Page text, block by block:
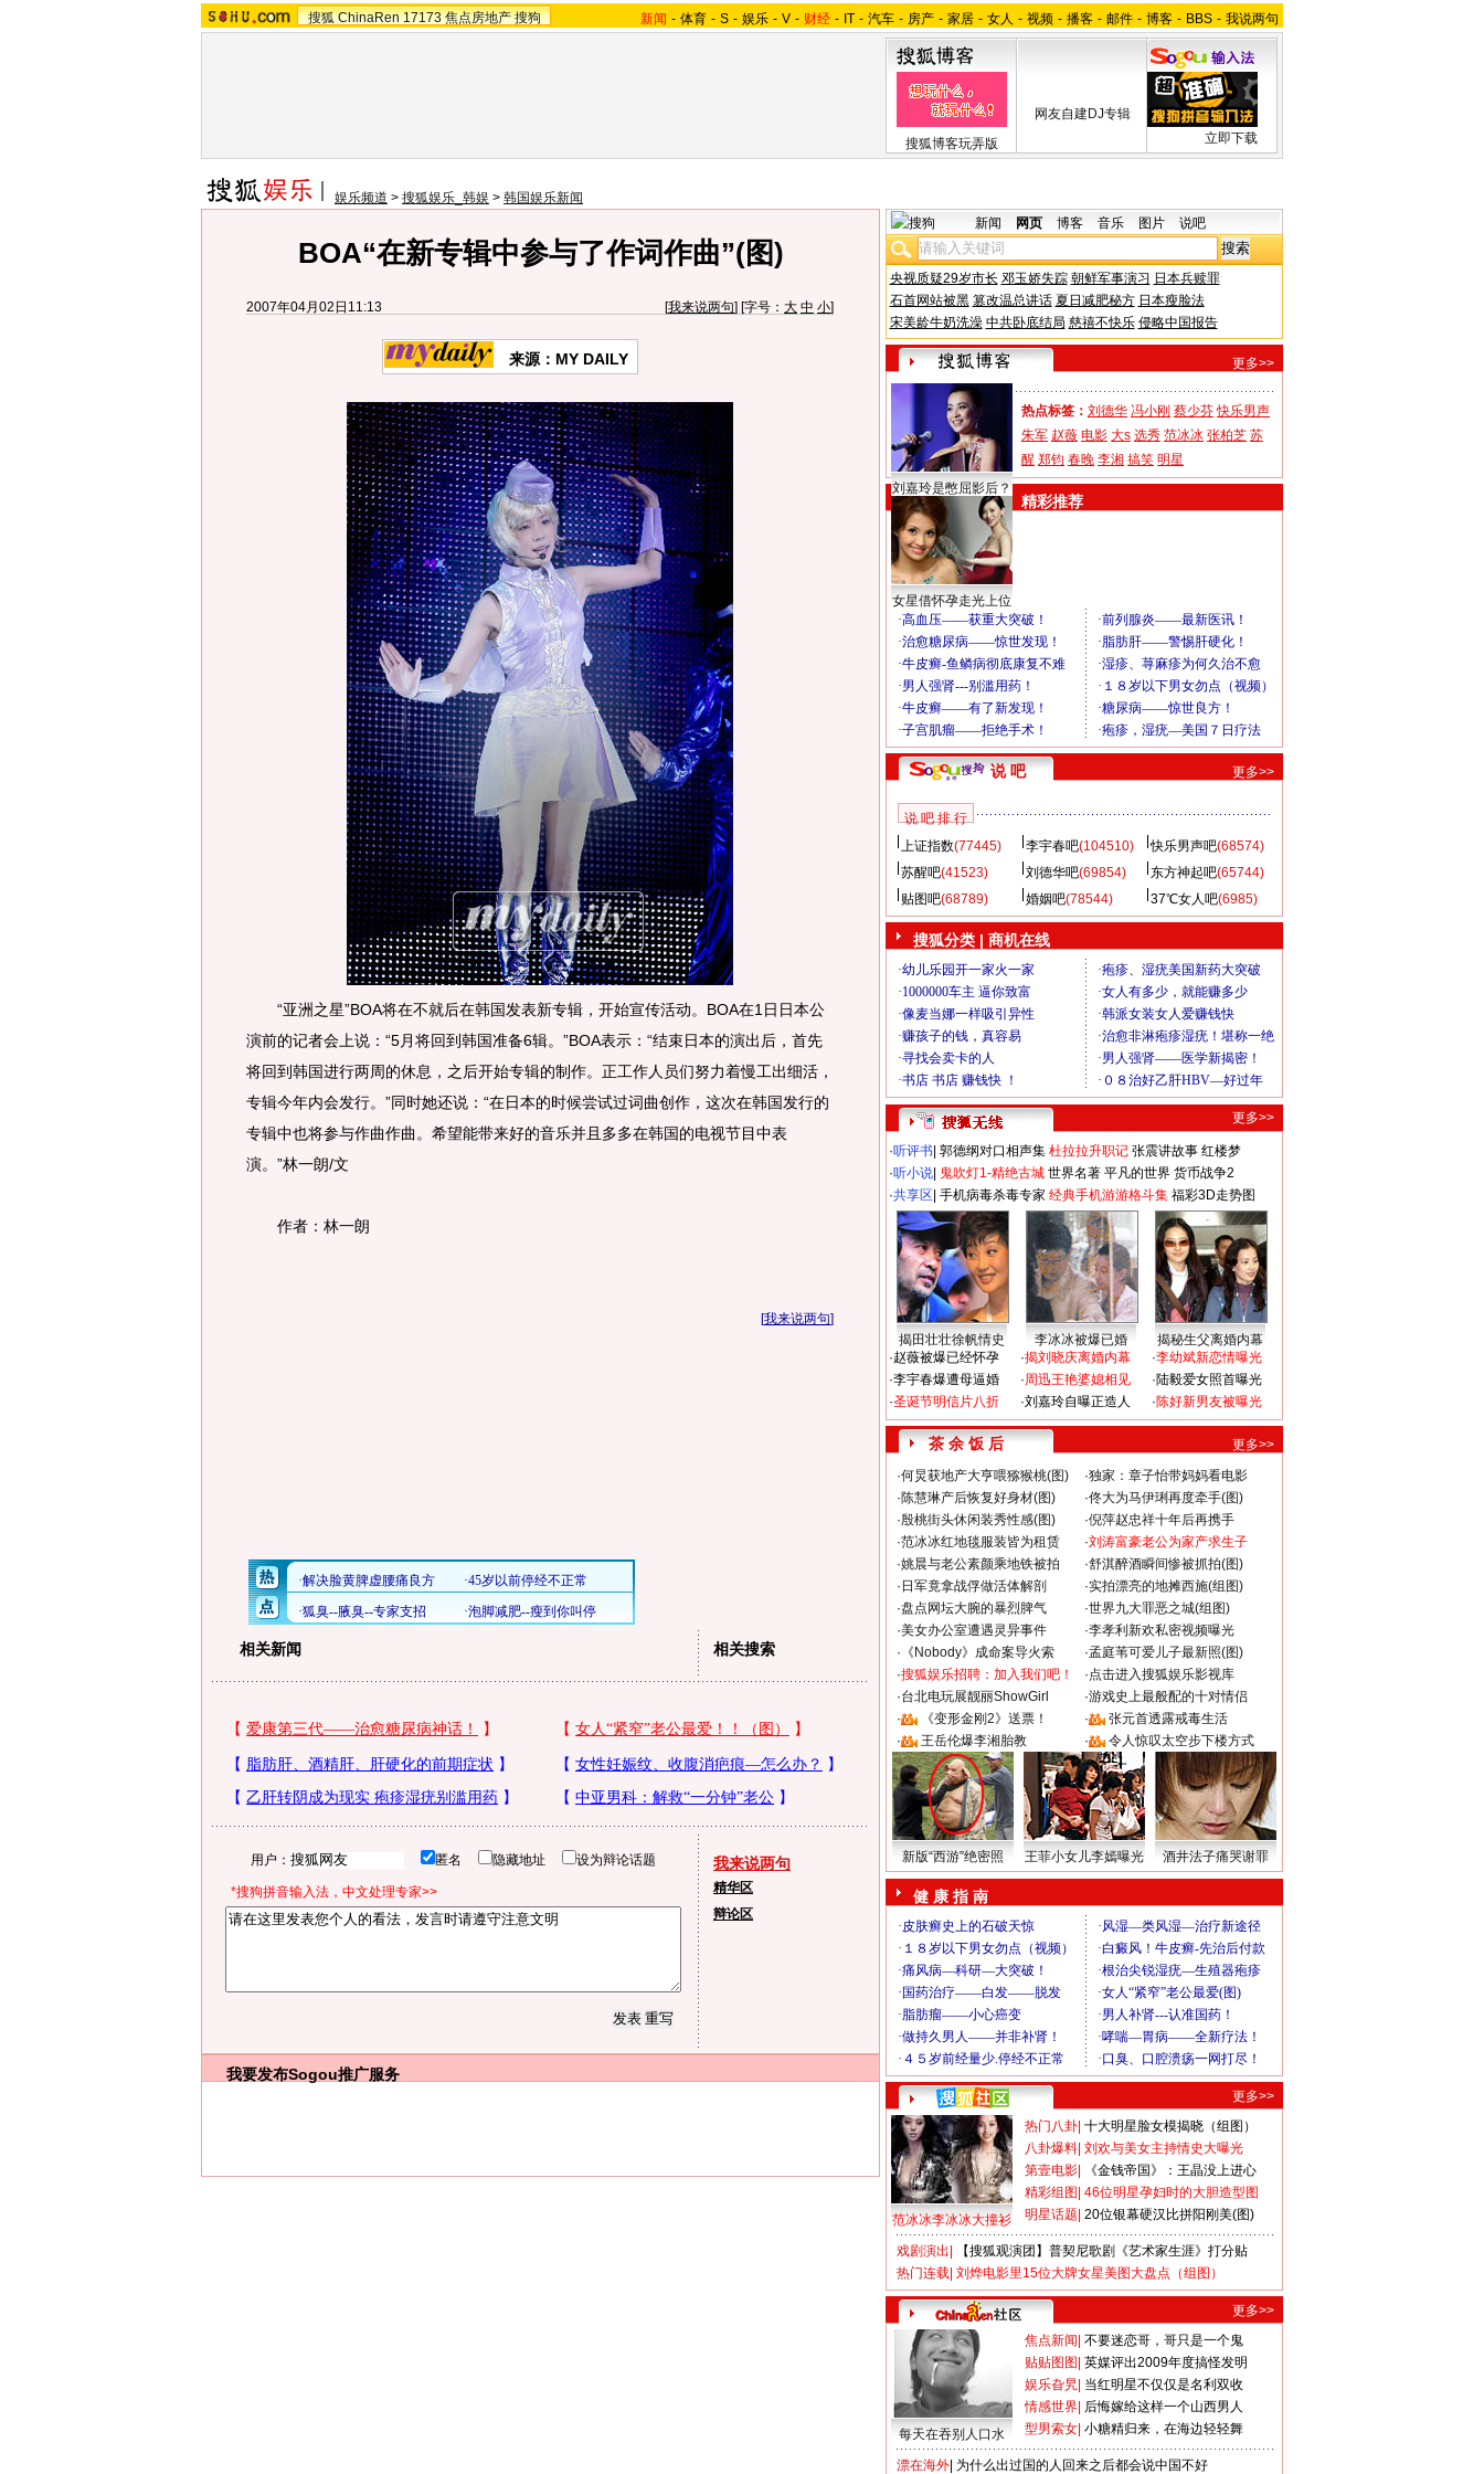
搜狐 ChinaRen 17173 焦点房地产 搜狗 新闻 - 体育 - S - 娱乐 - V - 财经 - IT - 汽车 - 房产 - 家居 - 女人 - 视频 - 播客 - 邮件 - 博客 - BBS - 我说两句
搜狐博客玩弄版
网友自建DJ专辑
立即下载
娱乐频道 > 搜狐娱乐_韩娱 > 韩国娱乐新闻
BOA“在新专辑中参与了作词作曲”(图)
2007年04月02日11:13 [我来说两句] [字号： 大 中 小]
来源：MY DAILY
“亚洲之星”BOA将在不就后在韩国发表新专辑，开始宣传活动。BOA在1日日本公
演前的记者会上说：“5月将回到韩国准备6辑。”BOA表示：“结束日本的演出后，首先
将回到韩国进行两周的休息，之后开始专辑的制作。正工作人员们努力着慢工出细活，
专辑今年内会发行。”同时她还说：“在日本的时候尝试过词曲创作，这次在韩国发行的
专辑中也将参与作曲作曲。希望能带来好的音乐并且多多在韩国的电视节目中表
演。”林一朗/文
作者：林一朗
[我来说两句]
相关新闻 相关搜索
用户： 匿名 隐藏地址 设为辩论话题
*搜狗拼音输入法，中文处理专家>>
我来说两句
精华区
辩论区
我要发布Sogou推广服务
新闻 网页 博客 音乐 图片 说吧
央视质疑29岁市长 邓玉娇失踪 朝鲜军事演习 日本兵赎罪
石首网站被黑 篡改温总讲话 夏日减肥秘方 日本瘦脸法
宋美龄牛奶洗澡 中共卧底结局 慈禧不快乐 侵略中国报告
更多>>
刘嘉玲是憋屈影后？
女星借怀孕走光上位
热点标签： 刘德华 冯小刚 蔡少芬 快乐男声
朱军 赵薇 电影 大s 选秀 范冰冰 张柏芝 苏
醒 郑钧 春晚 李湘 搞笑 明星
精彩推荐
说 吧 更多>>
说 吧 排 行
上证指数(77445) 李宇春吧(104510) 快乐男声吧(68574)
苏醒吧(41523) 刘德华吧(69854) 东方神起吧(65744)
贴图吧(68789) 婚姻吧(78544) 37℃女人吧(6985)
搜狐分类 | 商机在线
更多>>
·听评书 郭德纲对口相声集 杜拉拉升职记 张震讲故事 红楼梦
·听小说 鬼吹灯1-精绝古城 世界名著 平凡的世界 货币战争2
·共享区 手机病毒杀毒专家 经典手机游游格斗集 福彩3D走势图
揭田壮壮徐帆情史 李冰冰被爆已婚
揭秘生父离婚内幕
·赵薇被爆已经怀孕
·李宇春爆遭母逼婚
·圣诞节明信片八折
·揭刘晓庆离婚内幕
·周迅王艳婆媳相见
·刘嘉玲自曝正造人
·李幼斌新恋情曝光
·陆毅爱女照首曝光
·陈好新男友被曝光
茶 余 饭 后
更多>>
·何炅获地产大亨喂猕猴桃(图) ·独家：章子怡带妈妈看电影
·陈慧琳产后恢复好身材(图) ·佟大为马伊琍再度牵手(图)
·殷桃街头休闲装秀性感(图) ·倪萍赵忠祥十年后再携手
·范冰冰红地毯服装皆为租赁 ·刘涛富豪老公为家产求生子
·姚晨与老公素颜乘地铁被拍 ·舒淇醉酒瞬间惨被抓拍(图)
· 日军竟拿战俘做活体解剖 ·实拍漂亮的地摊西施(组图)
·盘点网坛大腕的暴烈脾气 ·世界九大罪恶之城(组图)
·美女办公室遭遇灵异事件 ·李孝利新欢私密视频曝光
· 《Nobody》成命案导火索 ·孟庭苇可爱儿子最新照(图)
·搜狐娱乐招聘：加入我们吧！ ·点击进入搜狐娱乐影视库
·台北电玩展靓丽ShowGirl ·游戏史上最般配的十对情侣
·
《变形金刚2》送票！ ·
张元首透露戒毒生活
·
王岳伦爆李湘胎教 · 令人惊叹太空步下楼方式
新版“西游”绝密照 王菲小女儿李嫣曝光 酒井法子痛哭谢罪
健 康 指 南
更多>>
范冰冰李冰冰大撞衫
热门八卦 十大明星脸女模揭晓（组图）
八卦爆料 刘欢与美女主持情史大曝光
第壹电影
《金钱帝国》：王晶没上进心
精彩组图 46位明星孕妇时的大胆造型图
明星话题 20位银幕硬汉比拼阳刚美(图)
戏剧演出
【搜狐观演团】普契尼歌剧《艺术家生涯》打分贴
热门连载 刘烨电影里15位大牌女星美图大盘点（组图）
更多>>
每天在吞别人口水
焦点新闻 不要迷恋哥，哥只是一个鬼
贴贴图图 英媒评出2009年度搞怪发明
娱乐旮旯 当红明星不仅仅是名利双收
情感世界 后悔嫁给这样一个山西男人
型男索女 小糖精归来，在海边轻轻舞
漂在海外 为什么出过国的人回来之后都会说中国不好